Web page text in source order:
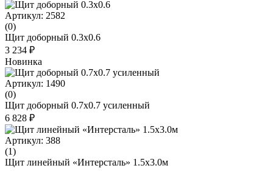
Артикул: 2582
(0)
Щит доборный 0.3x0.6
3 234 ₽
Новинка
Артикул: 1490
(0)
Щит доборный 0.7х0.7 усиленный
6 828 ₽
Артикул: 388
(1)
Щит линейный «Интерсталь» 1.5х3.0м